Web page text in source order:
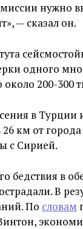
нужно
— сказал он.
одного
200-300
в Турции
км от
с Сирией.
бедствия в
В
По словам